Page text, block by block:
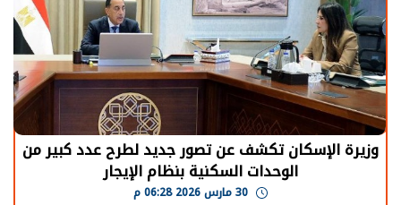
الرئيس السيسي: توقف الأنشطة في قطاع الطاقة
يحتاج إلى سنوات لعودة معدلات الإنتاج الطبيعية